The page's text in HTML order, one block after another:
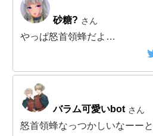
砂糖? さん
やっぱ怒首領蜂だよ…
バラム可愛いbot さん
怒首領蜂なっつかしいなーー